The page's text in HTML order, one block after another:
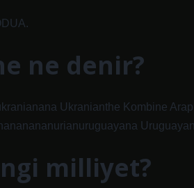
ne denir?
Ukranianthe Kombine
milliyet?